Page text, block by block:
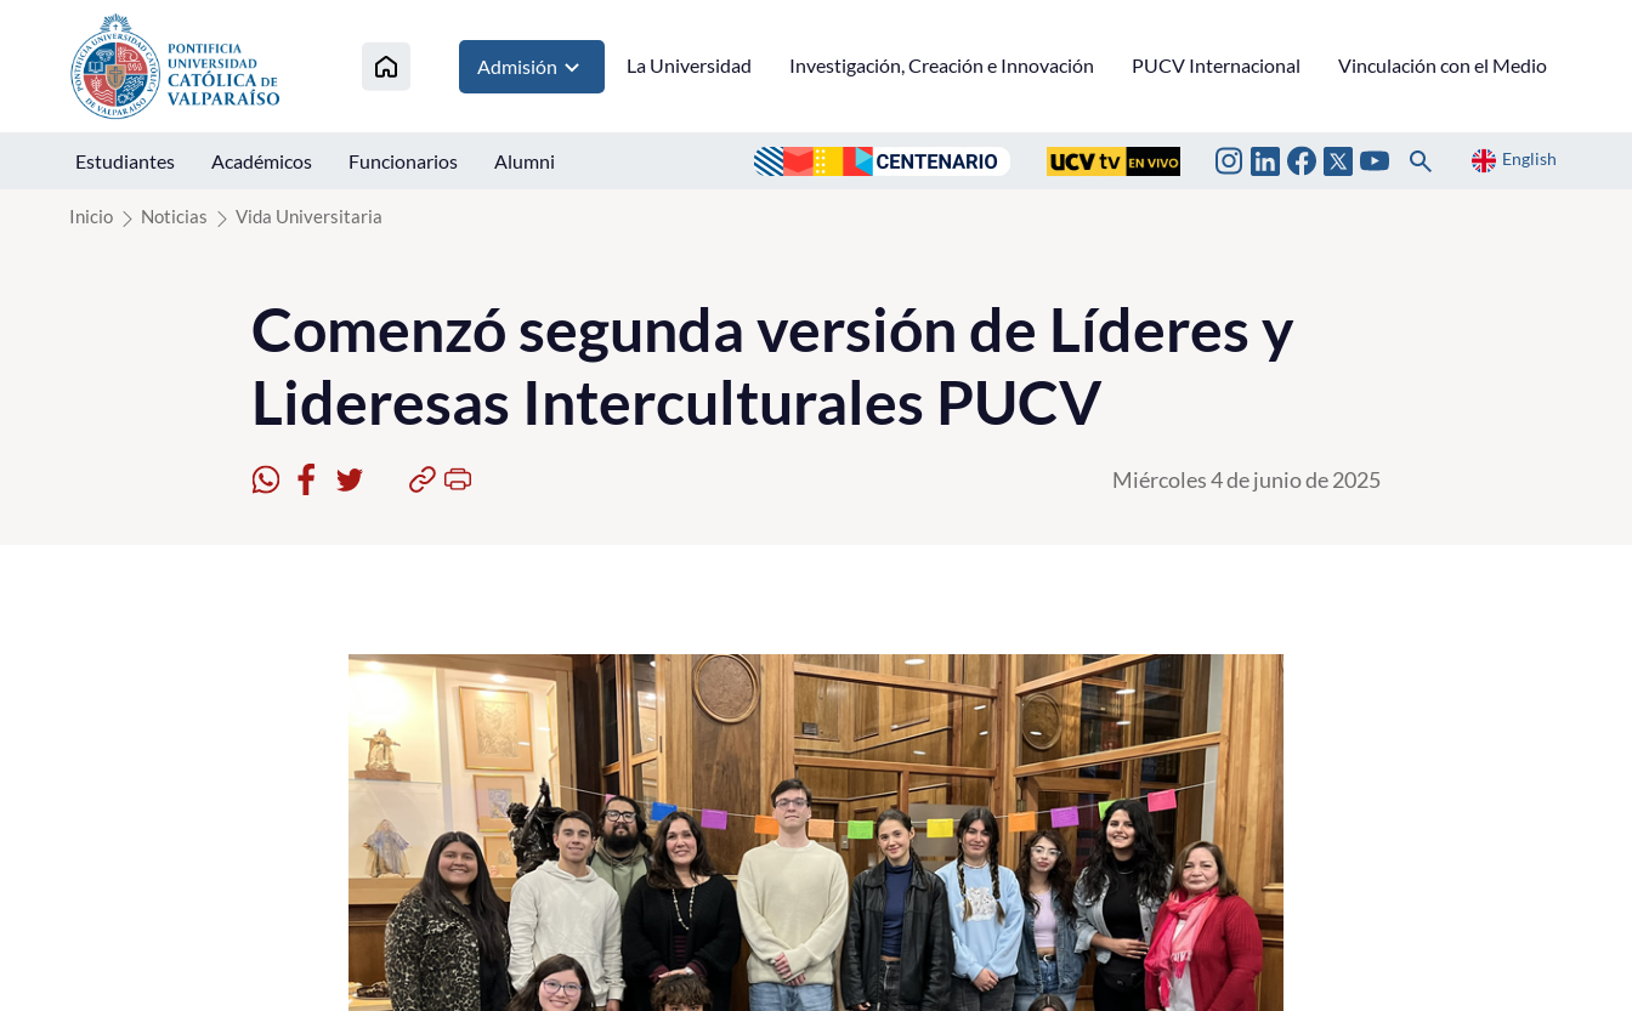
Click acá para ir directamente al contenido
Admisión La Universidad Investigación, Creación e Innovación PUCV Internacional Vinculación con el Medio
Estudiantes Académicos Funcionarios Alumni English
Inicio Noticias Vida Universitaria
Comenzó segunda versión de Líderes y
Lideresas Interculturales PUCV
Miércoles 4 de junio de 2025